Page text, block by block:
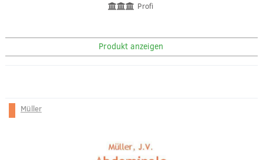
Profi
Produkt anzeigen
Müller